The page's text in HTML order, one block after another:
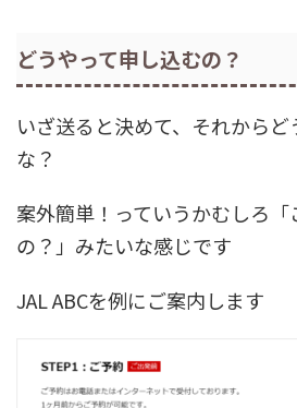
どうやって申し込むの？
いざ送ると決めて、それから
な？
案外簡単！っていうかむしろ
の？」みたいな感じです
JAL ABCを例にご案内します